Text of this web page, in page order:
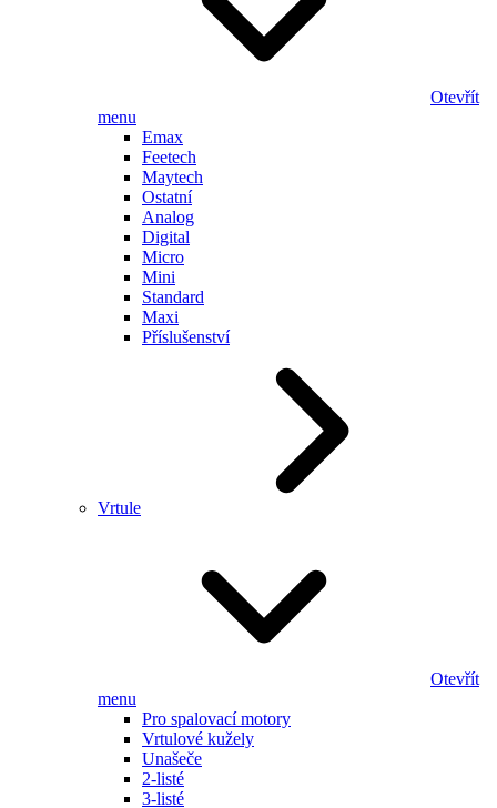
Otevřít
menu
Emax
Feetech
Maytech
Ostatní
Analog
Digital
Micro
Mini
Standard
Maxi
Příslušenství
Vrtule
Otevřít
menu
Pro spalovací motory
Vrtulové kužely
Unašeče
2-listé
3-listé